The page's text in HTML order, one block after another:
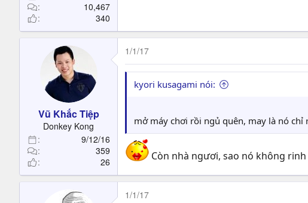
10,467
340
Vũ Khắc Tiệp
Donkey Kong
9/12/16
359
26
1/1/17
kyori kusagami nói:
mở máy chơi rồi ngủ quên, may là nó chỉ
Còn nhà ngươi, sao nó không
1/1/17